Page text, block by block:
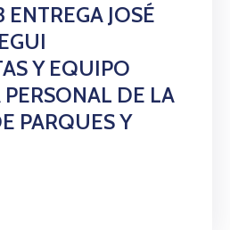
JOSÉ
Y EQUIPO
DE LA
PARQUES Y